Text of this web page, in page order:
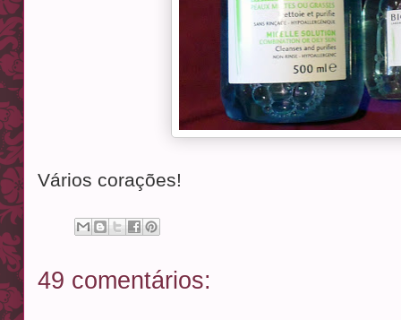
Vários corações!
49 comentários: